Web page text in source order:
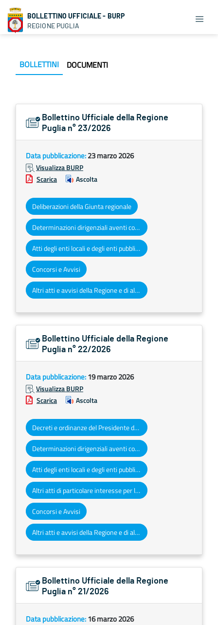
BOLLETTINO UFFICIALE - BURP
REGIONE PUGLIA
BOLLETTINI DOCUMENTI
Bollettino Ufficiale della Regione
Puglia n° 23/2026
Data pubblicazione:23 marzo 2026
Visualizza BURP
Scarica
Ascolta
Deliberazioni della Giunta regionale
Determinazioni dirigenziali aventi contenuto di interesse generale
Atti degli enti locali e degli enti pubblici e privati
Concorsi e Avvisi
Altri atti e avvisi della Regione e di altri enti pubblici che interessano la collettività regionale
Bollettino Ufficiale della Regione
Puglia n° 22/2026
Data pubblicazione:19 marzo 2026
Visualizza BURP
Scarica
Ascolta
Decreti e ordinanze del Presidente della Giunta regionale
Determinazioni dirigenziali aventi contenuto di interesse generale
Atti degli enti locali e degli enti pubblici e privati
Altri atti di particolare interesse per la Regione Puglia
Concorsi e Avvisi
Altri atti e avvisi della Regione e di altri enti pubblici che interessano la collettività regionale
Bollettino Ufficiale della Regione
Puglia n° 21/2026
Data pubblicazione:16 marzo 2026